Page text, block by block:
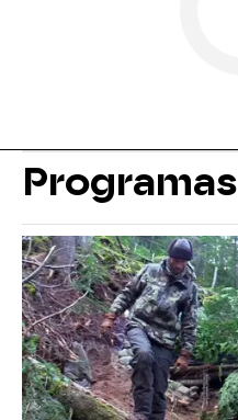
Programas